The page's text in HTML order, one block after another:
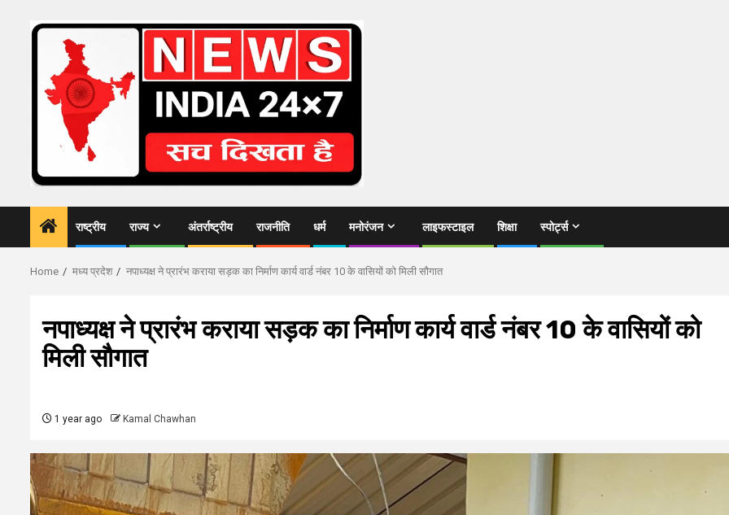
राष्ट्रीय राज्य अंतर्राष्ट्रीय राजनीति धर्म मनोरंजन लाइफस्टाइल शिक्षा स्पोर्ट्स
Home मध्य प्रदेश नपाध्यक्ष ने प्रारंभ कराया सड़क का निर्माण कार्य वार्ड नंबर 10 के वासियों को मिली सौगात
नपाध्यक्ष ने प्रारंभ कराया सड़क का निर्माण कार्य वार्ड नंबर 10 के वासियों को
मिली सौगात
1 year ago Kamal Chawhan